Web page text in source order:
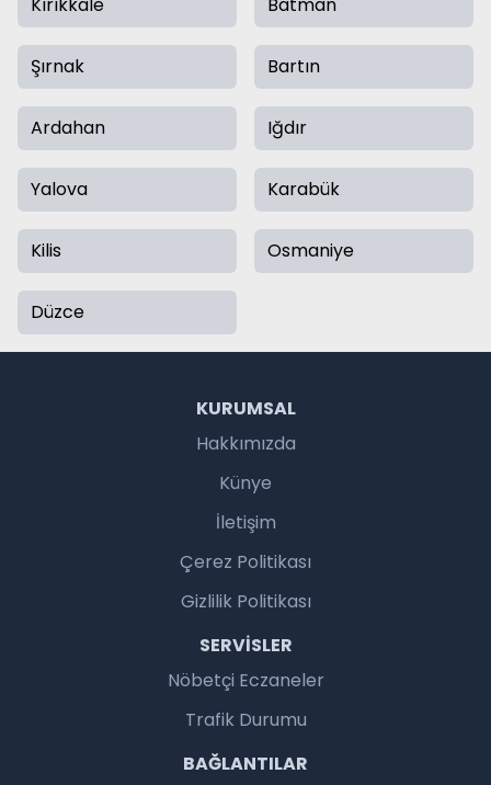
Şırnak Bartın
Ardahan Iğdır
Yalova Karabük
Kilis Osmaniye
Düzce
KURUMSAL
Hakkımızda
Künye
İletişim
Çerez Politikası
Gizlilik Politikası
SERVISLER
Nöbetçi Eczaneler
Trafik Durumu
BAĞLANTILAR